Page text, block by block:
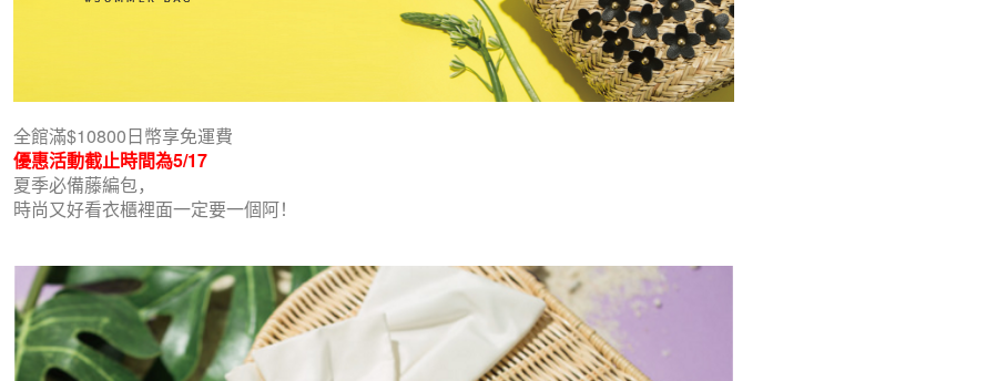
全館滿$10800日幣享免運費
優惠活動截止時間為5/17
夏季必備藤編包，
時尚又好看衣櫃裡面一定要一個阿！